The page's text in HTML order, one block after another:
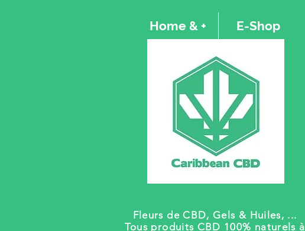
Home & + E-Shop
Fleurs de CBD, Gels & Huiles, ...
Tous produits CBD 100% naturels à